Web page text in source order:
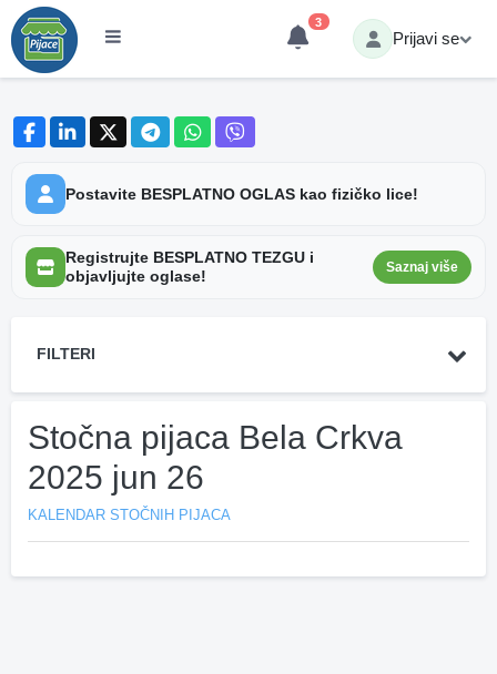
3
Prijavi se
Postavite BESPLATNO OGLAS kao fizičko lice!
Registrujte BESPLATNO TEZGU i
objavljujte oglase!
Saznaj više
FILTERI
Stočna pijaca Bela Crkva
2025 jun 26
KALENDAR STOČNIH PIJACA